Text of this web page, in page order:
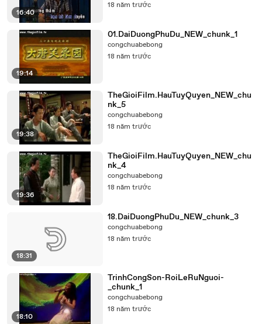
16:40
18 năm trước
19:14
01.DaiDuongPhuDu_NEW_chunk_1
congchuabebong
18 năm trước
19:38
TheGioiFilm.HauTuyQuyen_NEW_chu
nk_5
congchuabebong
18 năm trước
19:36
TheGioiFilm.HauTuyQuyen_NEW_chu
nk_4
congchuabebong
18 năm trước
18:31
18.DaiDuongPhuDu_NEW_chunk_3
congchuabebong
18 năm trước
18:10
TrinhCongSon-RoiLeRuNguoi-
_chunk_1
congchuabebong
18 năm trước